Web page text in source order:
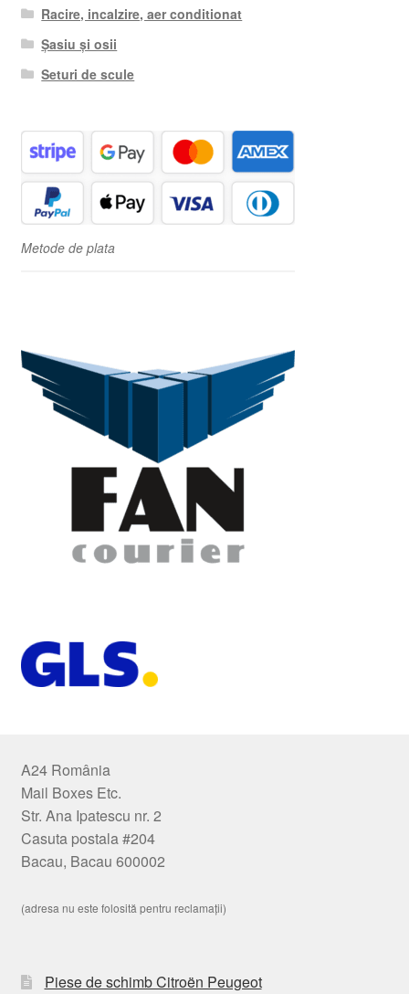
Racire, incalzire, aer conditionat
Șasiu și osii
Seturi de scule
Metode de plata
A24 România
Mail Boxes Etc.
Str. Ana Ipatescu nr. 2
Casuta postala #204
Bacau, Bacau 600002
(adresa nu este folosită pentru reclamații)
Piese de schimb Citroën Peugeot